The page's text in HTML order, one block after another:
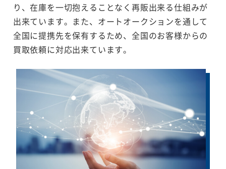
り、在庫を一切抱えることなく再販出来る仕組みが
出来ています。また、オートオークションを通して
全国に提携先を保有するため、全国のお客様からの
買取依頼に対応出来ています。